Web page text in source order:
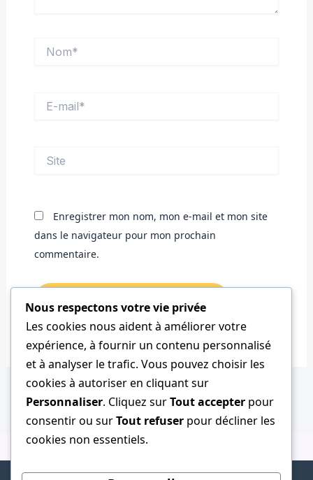
mail*
Enregistrer mon nom, mon e-mail et mon site
dans le navigateur pour mon prochain
commentaire.
Nous respectons votre vie privée
Les cookies nous aident à améliorer votre
expérience, à fournir un contenu personnalisé
et à analyser le trafic. Vous pouvez choisir les
cookies à autoriser en cliquant sur
Personnaliser. Cliquez surTout accepter pour
consentir ou surTout refuser pour décliner les
cookies non essentiels.